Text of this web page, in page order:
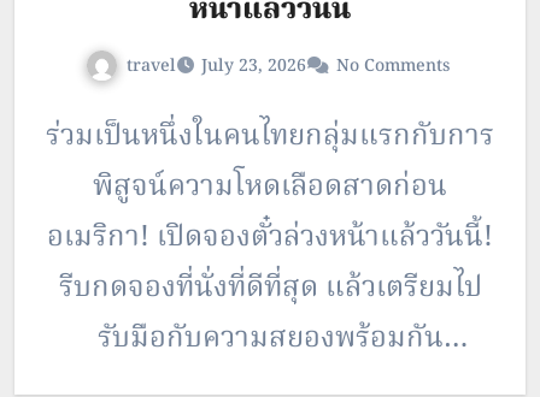
หน้าแล้ววันนี้
travel July 23, 2026 No Comments
ร่วมเป็นหนึ่งในคนไทยกลุ่มแรกกับการ
พิสูจน์ความโหดเลือดสาดก่อน
อเมริกา! เปิดจองตั๋วล่วงหน้าแล้ววันนี้!
รีบกดจองที่นั่งที่ดีที่สุด แล้วเตรียมไป
รับมือกับความสยองพร้อมกัน